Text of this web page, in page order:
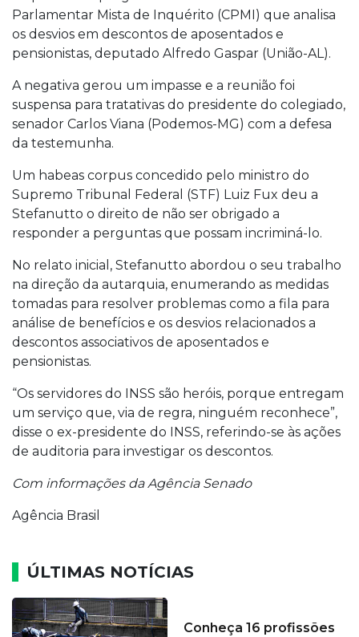
Parlamentar Mista de Inquérito (CPMI) que analisa
os desvios em descontos de aposentados e
pensionistas, deputado Alfredo Gaspar (União-AL).
A negativa gerou um impasse e a reunião foi
suspensa para tratativas do presidente do colegiado,
senador Carlos Viana (Podemos-MG) com a defesa
da testemunha.
Um habeas corpus concedido pelo ministro do
Supremo Tribunal Federal (STF) Luiz Fux deu a
Stefanutto o direito de não ser obrigado a
responder a perguntas que possam incriminá-lo.
No relato inicial, Stefanutto abordou o seu trabalho
na direção da autarquia, enumerando as medidas
tomadas para resolver problemas como a fila para
análise de benefícios e os desvios relacionados a
descontos associativos de aposentados e
pensionistas.
“Os servidores do INSS são heróis, porque entregam
um serviço que, via de regra, ninguém reconhece”,
disse o ex-presidente do INSS, referindo-se às ações
de auditoria para investigar os descontos.
Com informações da Agência Senado
Agência Brasil
ÚLTIMAS NOTÍCIAS
Conheça 16 profissões